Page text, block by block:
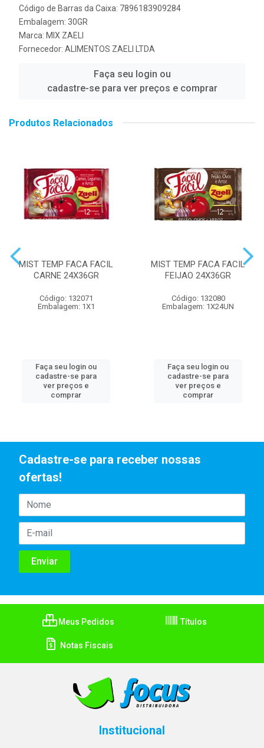
Código de Barras da Caixa: 7896183909284
Embalagem: 30GR
Marca: MIX ZAELI
Fornecedor: ALIMENTOS ZAELI LTDA
Faça seu login ou
cadastre-se para ver preços e comprar
Produtos Relacionados
MIST TEMP FACA FACIL
CARNE 24X36GR
Código: 132071
Embalagem: 1X1
Faça seu login ou
cadastre-se para
ver preços e
comprar
MIST TEMP FACA FACIL
FEIJAO 24X36GR
Código: 132080
Embalagem: 1X24UN
Faça seu login ou
cadastre-se para
ver preços e
comprar
Cadastre-se para receber nossas
ofertas!
Meus Pedidos Títulos
Notas Fiscais
Institucional